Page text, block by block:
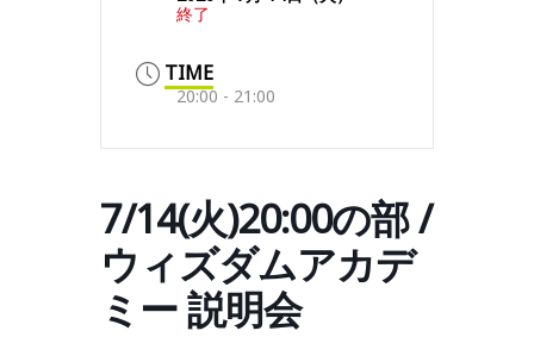
終了
TIME
20:00 - 21:00
7/14(火)20:00の部 /
ウィズダムアカデ
ミー 説明会